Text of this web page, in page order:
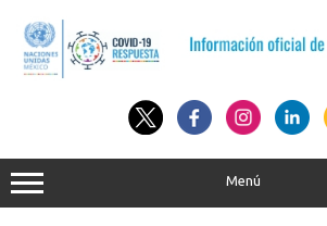
contenido
Menú